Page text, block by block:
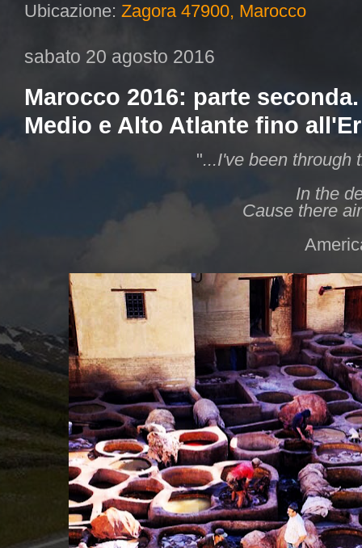
Ubicazione: Zagora 47900, Marocco
sabato 20 agosto 2016
Marocco 2016: parte
Medio e Alto Atlante fino
"...I've been through
In the
Cause there